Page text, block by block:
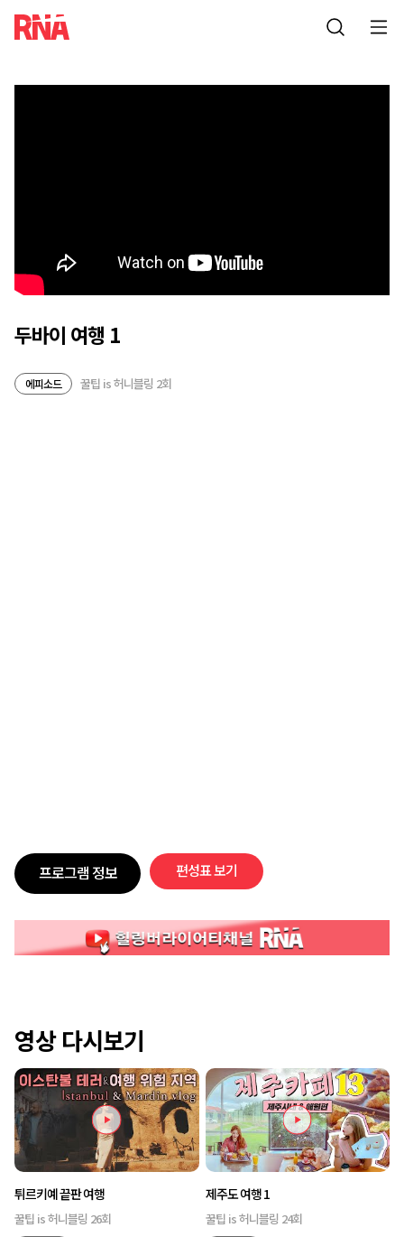
두바이 여행 1
에피소드 꿀팁 is 허니블링 2회
프로그램 정보 편성표 보기
영상 다시보기
튀르키예 끝판 여행
꿀팁 is 허니블링 26회
제주도 여행 1
꿀팁 is 허니블링 24회